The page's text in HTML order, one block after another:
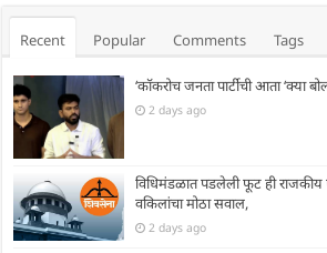
Recent Popular Comments Tags
‘कॉकरोच जनता पार्टीची आता ‘क्या
2 days ago
विधिमंडळात पडलेली फूट ही राजकीय
वकिलांचा मोठा सवाल,
2 days ago